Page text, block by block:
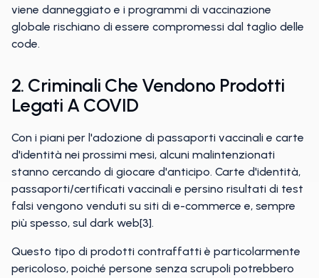
viene danneggiato e i programmi di vaccinazione
globale rischiano di essere compromessi dal taglio delle
code.
2. Criminali Che Vendono Prodotti
Legati A COVID
Con i piani per l'adozione di passaporti vaccinali e carte
d'identità nei prossimi mesi, alcuni malintenzionati
stanno cercando di giocare d'anticipo. Carte d'identità,
passaporti/certificati vaccinali e persino risultati di test
falsi vengono venduti su siti di e-commerce e, sempre
più spesso, sul dark web[3].
Questo tipo di prodotti contraffatti è particolarmente
pericoloso, poiché persone senza scrupoli potrebbero